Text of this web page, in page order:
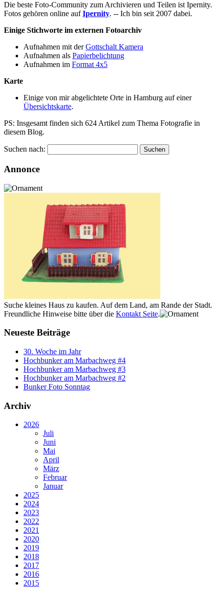
Die beste Foto-Community zum Archivieren und Teilen ist Ipernity.
Fotos gehören online aufIpernity. -- Ich bin seit 2007 dabei.
Einige Stichworte im externen Fotoarchiv
Aufnahmen mit derGottschalt Kamera
Aufnahmen als Papierbelichtung
Aufnahmen im Format 4x5
Karte
Einige von mir abgelichtete Orte in Hamburg auf einer
Übersichtskarte.
PS: Insgesamt finden sich 624 Artikel zum Thema Fotografie in
diesem Blog.
Suchen nach:
Annonce
Suche kleines Haus zu kaufen. Auf dem Land, am Rande der Stadt.
Freundliche Hinweise bitte über die Kontakt Seite.
Neueste Beiträge
30. Woche im Jahr
Hochbunker am Marbachweg #4
Hochbunker am Marbachweg #3
Hochbunker am Marbachweg #2
Bunker Foto Sonntag
Archiv
2026
Juli
Juni
Mai
April
März
Februar
Januar
2025
2024
2023
2022
2021
2020
2019
2018
2017
2016
2015